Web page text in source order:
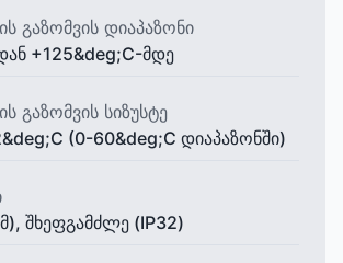
გაზომვის დიაპაზონი
+125&deg;C-მდე
გაზომვის სიზუსტე
(0-60&deg;C დიაპაზონში)
შხეფგამძლე (IP32)